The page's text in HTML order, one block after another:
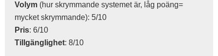
Volym (hur skrymmande systemet är, låg poäng=
mycket skrymmande): 5/10
Pris: 6/10
Tillgänglighet: 8/10